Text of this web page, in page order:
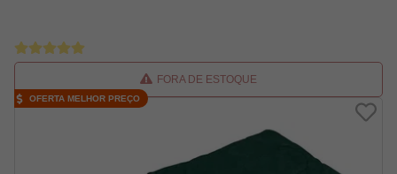
FORA DE ESTOQUE
OFERTA MELHOR PREÇO